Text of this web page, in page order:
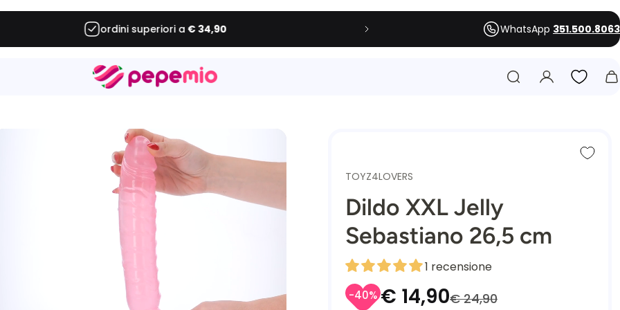
ordini superiori a WhatsApp 351.500.8063
TOYZ4LOVERS
Dildo XXL Jelly
Sebastiano 26,5 cm
1 recensione
-40% € 14,90€ 24,90